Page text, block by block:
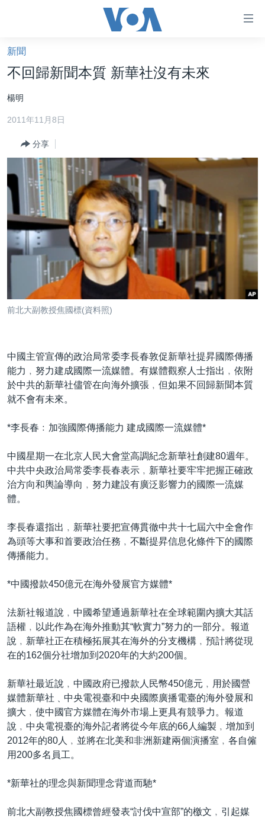
礙
鏈
接
跳
轉
容
跳
轉
導
航
索
港澳
台灣
美中關係
海外港人
新聞自由
揭謊頻道
美國
中國
經貿
VOA 60秒 (國際)
美國專訊
視頻存檔
YOUTUBE頻道
時事經緯
新聞音頻
海外港人
港人港心
建國史話
廣播節目表
國語
關注我們
其他語言網站
新聞
不回歸新聞本質 新華社沒有未來
楊明
2011年11月8日
分享
前北大副教授焦國標(資料照)
中國主管宣傳的政治局常委李長春敦促新華社提昇國際傳播
能力﹐努力建成國際一流媒體。有媒體觀察人士指出﹐依附
於中共的新華社儘管在向海外擴張﹐但如果不回歸新聞本質
就不會有未來。
*李長春﹕加強國際傳播能力 建成國際一流媒體*
中國星期一在北京人民大會堂高調紀念新華社創建80週年。
中共中央政治局常委李長春表示﹐新華社要牢牢把握正確政
治方向和輿論導向﹐努力建設有廣泛影響力的國際一流媒
體。
李長春還指出﹐新華社要把宣傳貫徹中共十七屆六中全會作
為頭等大事和首要政治任務﹐不斷提昇信息化條件下的國際
傳播能力。
*中國撥款450億元在海外發展官方媒體*
法新社報道說﹐中國希望通過新華社在全球範圍內擴大其話
語權﹐以此作為在海外推動其“軟實力”努力的一部分。報道
說﹐新華社正在積極拓展其在海外的分支機構﹐預計將從現
在的162個分社增加到2020年的大約200個。
新華社最近說﹐中國政府已撥款人民幣450億元﹐用於國營
媒體新華社﹑中央電視臺和中央國際廣播電臺的海外發展和
擴大﹐使中國官方媒體在海外市場上更具有競爭力。報道
說﹐中央電視臺的海外記者將從今年底的66人編製﹐增加到
2012年的80人﹐並將在北美和非洲新建兩個演播室﹐各自僱
用200多名員工。
*新華社的理念與新聞理念背道而馳*
前北大副教授焦國標曾經發表“討伐中宣部”的檄文﹐引起媒